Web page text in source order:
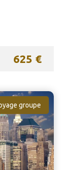
625 €
groupe